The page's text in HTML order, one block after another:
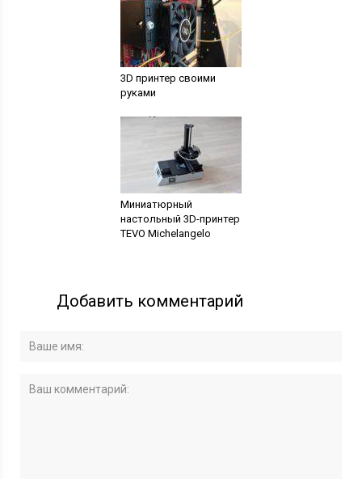
3D принтер своими
руками
Миниатюрный
настольный 3D-принтер
TEVO Michelangelo
Добавить комментарий